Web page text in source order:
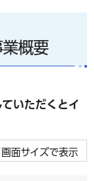
概要
いただくとイ
画面サイズで表示